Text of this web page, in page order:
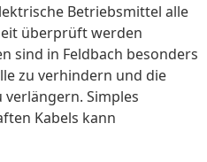
Betriebsmittel alle
überprüft werden
sind in Feldbach besonders
zu verhindern und die
verlängern. Simples
Kabels kann